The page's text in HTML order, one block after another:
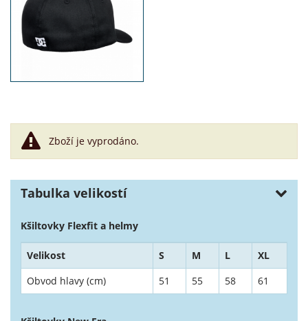
Zboží je vyprodáno.
Tabulka velikostí
Kšiltovky Flexfit a helmy
Velikost S M L
XL
Obvod hlavy (cm)
51 55 58 61